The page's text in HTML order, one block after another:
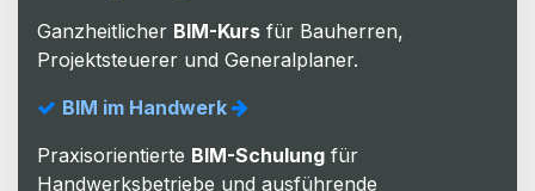
Ganzheitlicher BIM-Kurs für Bauherren,
Projektsteuerer und Generalplaner.
BIM im Handwerk
Praxisorientierte BIM-Schulung für
Handwerksbetriebe und ausführende